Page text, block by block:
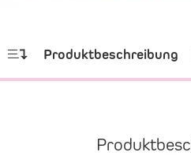
Produktbeschreibung